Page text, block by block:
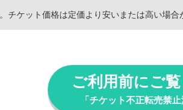
ケット価格は定価より安いまたは高い場合
ご利用前にご
「チケット不正転売禁